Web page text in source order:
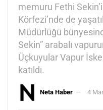
memuru Fethi
Körfezi’nde de
Müdürlüğü
Sekin” arabalı
Üçkuyular Vapur
katıldı.
Neta Haber 4